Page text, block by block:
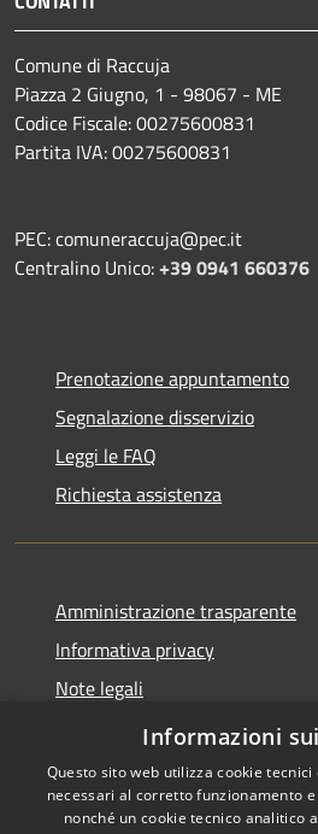
Comune di Raccuja
Piazza 2 Giugno, 1 - 98067 - ME
Codice Fiscale: 00275600831
Partita IVA: 00275600831
PEC: comuneraccuja@pec.it
Centralino Unico:+39 0941 660376
Prenotazione appuntamento
Segnalazione disservizio
Leggi le FAQ
Richiesta assistenza
Amministrazione trasparente
Informativa privacy
Note legali
Dichiarazione di accessibilità
Informazioni
Questo sito web utilizza cookie
necessari al corretto funzionamento
nonché un cookie tecnico analitico